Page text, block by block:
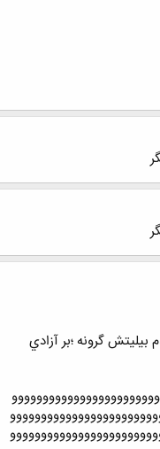
بيليتش گرونه ؛بر آزادي